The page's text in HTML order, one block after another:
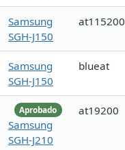
Samsung
SGH-J150
at115200
Samsung
SGH-J150
blueat
Aprobado
Samsung
SGH-J210
at19200